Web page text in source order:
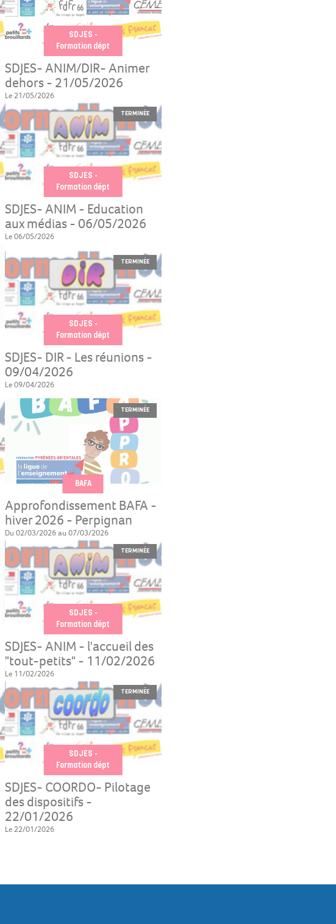
SDJES -
Formation dépt
SDJES- ANIM/DIR- Animer
dehors - 21/05/2026
Le 21/05/2026
SDJES -
Formation dépt
TERMINÉE
SDJES- ANIM - Education
aux médias - 06/05/2026
Le 06/05/2026
SDJES -
Formation dépt
TERMINÉE
SDJES- DIR - Les réunions -
09/04/2026
Le 09/04/2026
BAFA
TERMINÉE
Approfondissement BAFA -
hiver 2026 - Perpignan
Du 02/03/2026 au 07/03/2026
SDJES -
Formation dépt
TERMINÉE
SDJES- ANIM - l'accueil des
"tout-petits" - 11/02/2026
Le 11/02/2026
SDJES -
Formation dépt
TERMINÉE
SDJES- COORDO- Pilotage
des dispositifs -
22/01/2026
Le 22/01/2026